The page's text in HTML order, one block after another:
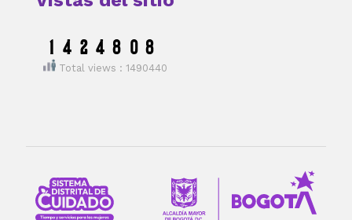
Total views : 1490440